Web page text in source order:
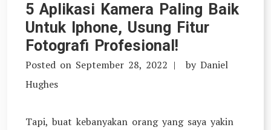
5 Aplikasi Kamera Paling Baik
Untuk Iphone, Usung Fitur
Fotografi Profesional!
Posted on September 28, 2022 by Daniel
Hughes
Tapi, buat kebanyakan orang yang saya yakin